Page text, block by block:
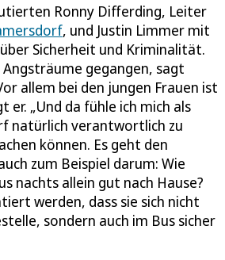
Ronny Differding, Leiter
, und Justin Limmer mit
Sicherheit und Kriminalität.
Angsträume gegangen, sagt
allem bei den jungen Frauen ist
er. „Und da fühle ich mich als
natürlich verantwortlich zu
können. Es geht den
zum Beispiel darum: Wie
nachts allein gut nach Hause?
werden, dass sie sich nicht
sondern auch im Bus sicher